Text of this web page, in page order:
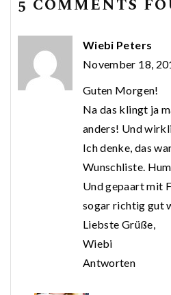
5 COMMENTS
Wiebi Peters
November 18,
Guten Morgen!
Na das klingt ja
anders! Und
Ich denke, das
Wunschliste.
Und gepaart mit
sogar richtig gut
Liebste Grüße,
Wiebi
Antworten